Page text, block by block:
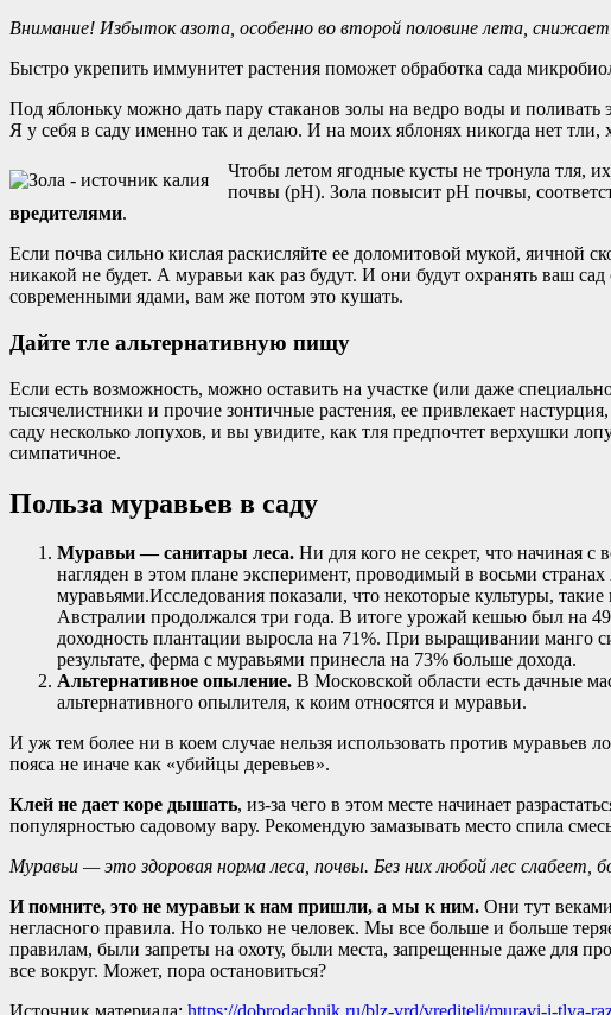
Внимание! Избыток азота, особенно во второй половине лета,
Быстро укрепить иммунитет растения поможет обработка сада
Под яблоньку можно дать пару стаканов золы на ведро воды и поливать
Я у себя в саду именно так и делаю. И на моих яблонях никогда нет тли,
Чтобы летом ягодные кусты не тронула тля,
почвы (pH). Зола повысит pH почвы,
вредителями.
Если почва сильно кислая раскисляйте ее доломитовой мукой, яичной
никакой не будет. А муравьи как раз будут. И они будут охранять ваш
современными ядами, вам же потом это кушать.
Дайте тле альтернативную пищу
Если есть возможность, можно оставить на участке (или даже
тысячелистники и прочие зонтичные растения, ее привлекает
саду несколько лопухов, и вы увидите, как тля предпочтет верхушки
симпатичное.
Польза муравьев в саду
Муравьи — санитары леса. Ни для кого не секрет, что начиная
нагляден в этом плане эксперимент, проводимый в восьми
муравьями.Исследования показали, что некоторые культуры,
Австралии продолжался три года. В итоге урожай кешью был на
доходность плантации выросла на 71%. При выращивании манго
результате, ферма с муравьями принесла на 73% больше дохода.
Альтернативное опыление. В Московской области есть дачные
альтернативного опылителя, к коим относятся и муравьи.
И уж тем более ни в коем случае нельзя использовать против
пояса не иначе как «убийцы деревьев».
Клей не дает коре дышать, из-за чего в этом месте начинает
популярностью садовому вару. Рекомендую замазывать место спила
Муравьи — это здоровая норма леса, почвы. Без них любой лес слабеет,
И помните, это не муравьи к нам пришли, а мы к ним. Они тут
негласного правила. Но только не человек. Мы все больше и больше
правилам, были запреты на охоту, были места, запрещенные даже для
все вокруг. Может, пора остановиться?